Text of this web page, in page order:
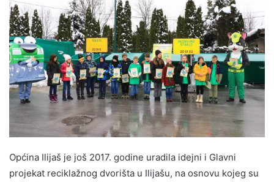
Općina Ilijaš je još 2017. godine uradila idejni i Glavni
projekat reciklažnog dvorišta u Ilijašu, na osnovu kojeg su